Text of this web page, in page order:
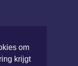
om
krijgt